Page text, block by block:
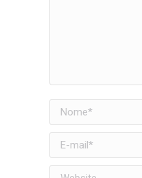
Nome *
E-mail *
Website